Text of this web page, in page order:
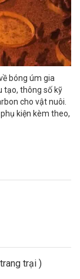
bóng úm gia
tạo, thông số kỹ
cho vật nuôi.
kiện kèm theo,
trại )